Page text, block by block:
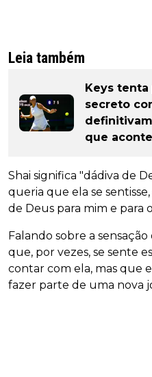
Leia também
Keys
secreto
que
Shai significa "dádiva de
queria que ela se
de Deus para mim e para o
Falando sobre a
que, por vezes, se sente
contar com ela, mas que
fazer parte de uma nova